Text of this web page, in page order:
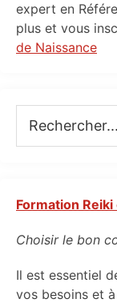
expert en
plus et vous
de Naissance
Formation Reiki
Choisir le bon
Il est essentiel
vos besoins et